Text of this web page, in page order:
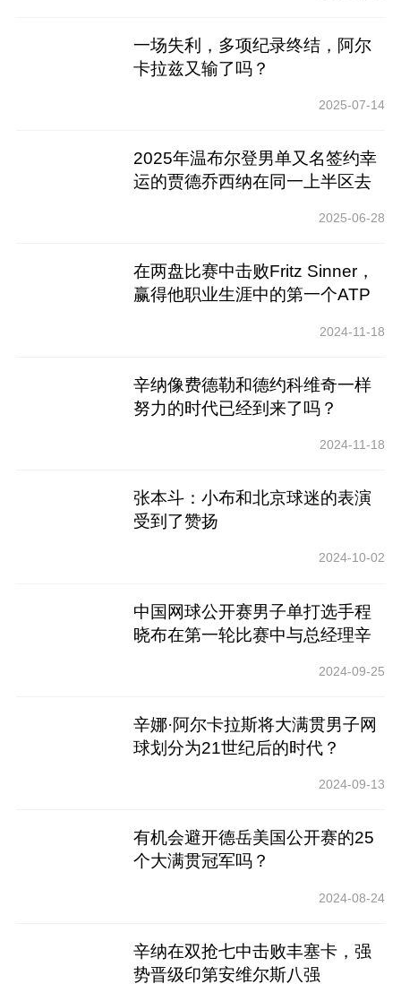
一场失利，多项纪录终结，阿尔
卡拉兹又输了吗？
2025-07-14
2025年温布尔登男单又名签约幸
运的贾德乔西纳在同一上半区去
2025-06-28
在两盘比赛中击败Fritz Sinner，
赢得他职业生涯中的第一个ATP
2024-11-18
辛纳像费德勒和德约科维奇一样
努力的时代已经到来了吗？
2024-11-18
张本斗：小布和北京球迷的表演
受到了赞扬
2024-10-02
中国网球公开赛男子单打选手程
晓布在第一轮比赛中与总经理辛
2024-09-25
辛娜·阿尔卡拉斯将大满贯男子网
球划分为21世纪后的时代？
2024-09-13
有机会避开德岳美国公开赛的25
个大满贯冠军吗？
2024-08-24
辛纳在双抢七中击败丰塞卡，强
势晋级印第安维尔斯八强